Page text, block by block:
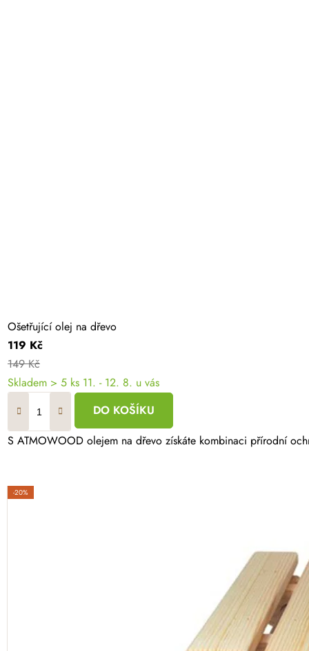
Ošetřující olej na dřevo
119 Kč
149 Kč
Skladem > 5 ks 11. - 12. 8. u vás
DO KOŠÍKU
S ATMOWOOD olejem na dřevo získáte kombinaci přírodní
-20%